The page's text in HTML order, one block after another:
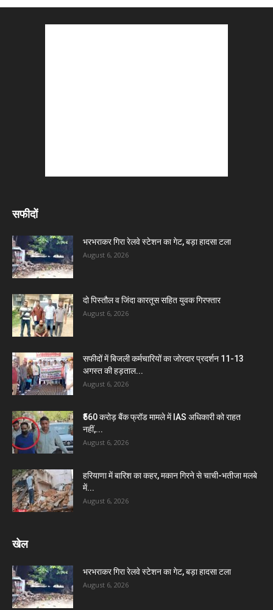
सफीदों
भरभराकर गिरा रेलवे स्टेशन का गेट, बड़ा हादसा टला
August 6, 2026
दो पिस्तौल व जिंदा कारतूस सहित युवक गिरफ्तार
August 6, 2026
सफीदों में बिजली कर्मचारियों का जोरदार प्रदर्शन 11-13
अगस्त की हड़ताल...
August 6, 2026
₹560 करोड़ बैंक फ्रॉड मामले में IAS अधिकारी को राहत
नहीं,...
August 6, 2026
हरियाणा में बारिश का कहर, मकान गिरने से चाची-भतीजा मलबे
में...
August 6, 2026
खेल
भरभराकर गिरा रेलवे स्टेशन का गेट, बड़ा हादसा टला
August 6, 2026